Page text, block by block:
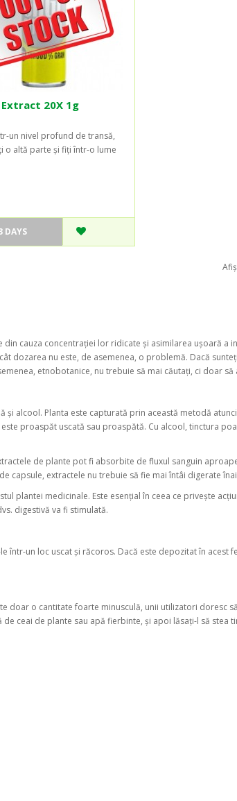
Extract 20X 1g
un nivel profund de transă,
o altă parte și fiți într-o lume
DAYS
cauza concentrației lor ridicate și asimilarea ușoară a
dozarea nu este, de asemenea, o problemă. Dacă
etnobotanice, nu trebuie să mai căutați, ci doar să
alcool. Planta este capturată prin această metodă
proaspăt uscată sau proaspătă. Cu alcool, tinctura
de plante pot fi absorbite de fluxul sanguin
capsule, extractele nu trebuie să fie mai întâi digerate
plantei medicinale. Este esențial în ceea ce privește
digestivă va fi stimulată.
într-un loc uscat și răcoros. Dacă este depozitat în acest
doar o cantitate foarte minusculă, unii utilizatori doresc
ceai de plante sau apă fierbinte, și apoi lăsați-l să stea